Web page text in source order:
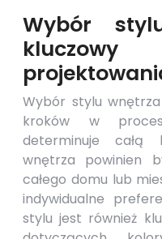
Wybór
Wybór stylu
kroków w
determinuje całą
wnętrza powinien
całego domu lub
indywidualne
stylu jest również